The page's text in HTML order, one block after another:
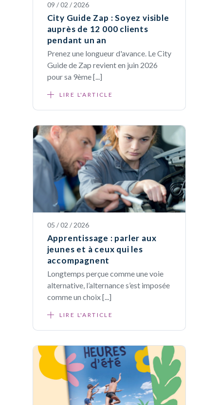
09 / 02 / 2026
City Guide Zap : Soyez visible
auprès de 12 000 clients
pendant un an
Prenez une longueur d'avance. Le City
Guide de Zap revient en juin 2026
pour sa 9ème [...]
LIRE L'ARTICLE
05 / 02 / 2026
Apprentissage : parler aux
jeunes et à ceux qui les
accompagnent
Longtemps perçue comme une voie
alternative, l’alternance s’est imposée
comme un choix [...]
LIRE L'ARTICLE